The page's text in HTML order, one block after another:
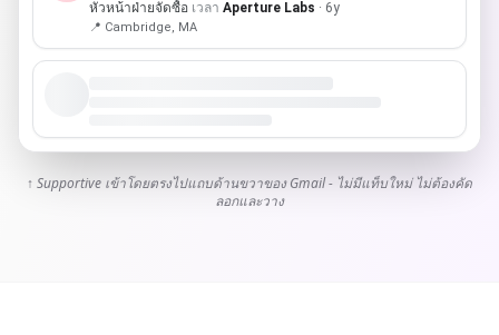
หัวหน้าฝ่ายจัดซื้อ เวลา Aperture Labs · 6y
📍 Cambridge, MA
↑ Supportive เข้าโดยตรงไปแถบด้านขวาของ Gmail - ไม่มีแท็บใหม่ ไม่ต้องคัด
ลอกและวาง